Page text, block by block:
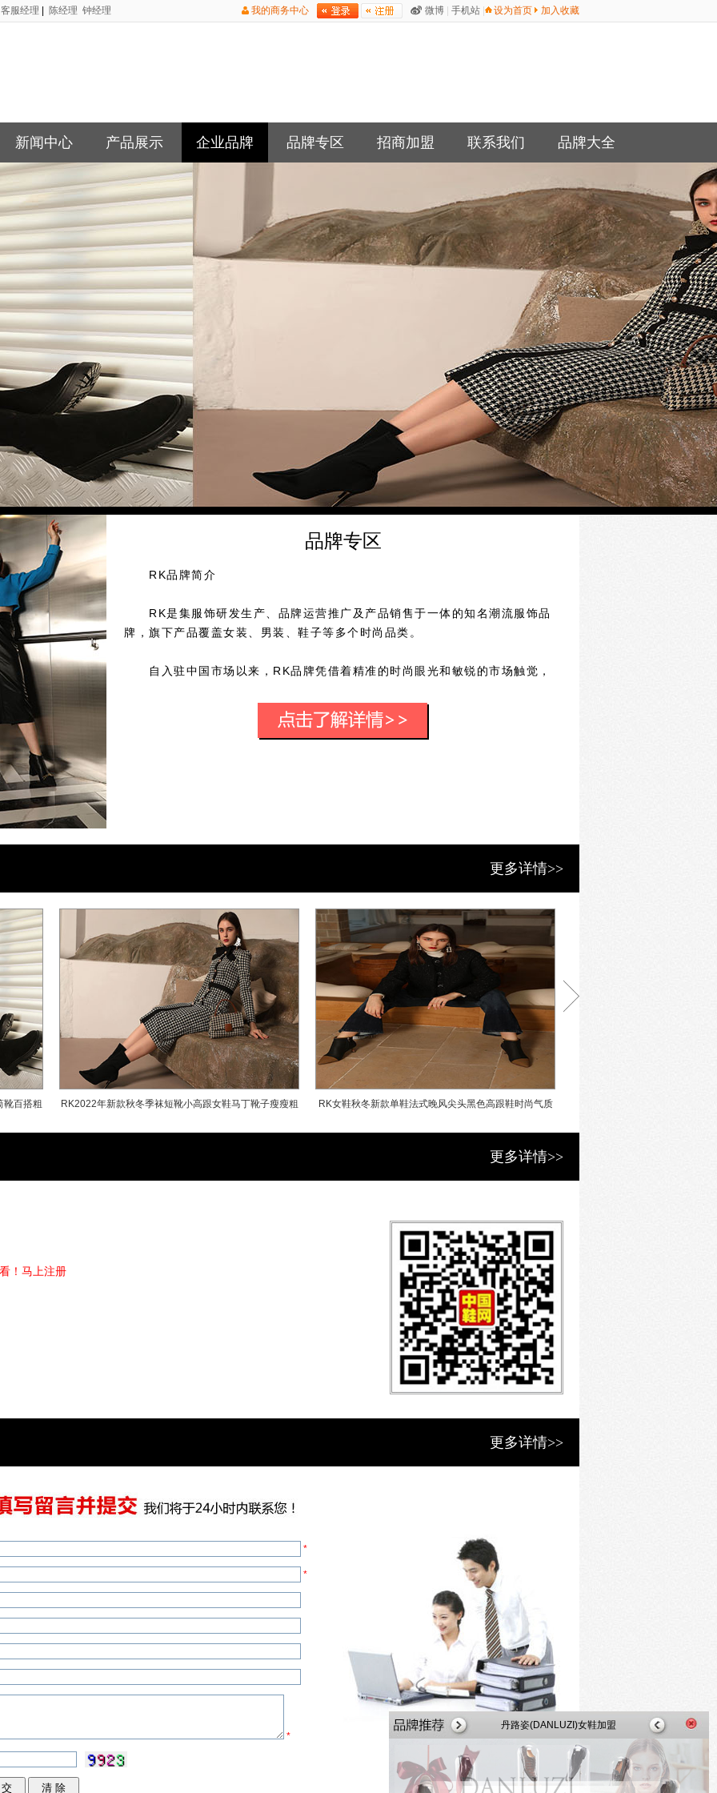
设为首页 加入收藏
手机站
微博
我的商务中心
服经理 陈经理 钟经理
新闻中心 产品展示 企业品牌 品牌专区 招商加盟 联系我们 品牌大全
品牌专区
RK品牌简介
RK是集服饰研发生产、品牌运营推广及产品销售于一体的知名潮流服饰品
牌，旗下产品覆盖女装、男装、鞋子等多个时尚品类。
自入驻中国市场以来，RK品牌凭借着精准的时尚眼光和敏锐的市场触觉，
专业化的品牌运营模式，以广州为中心辐射全国，近十年来在华业务得到快速发
展，倍数成长的品牌连锁店急速提升了RK服装的品牌价值!
独特时髦的服装大受欢迎外，RK也制作起了鞋子、手袋等配饰品，在欧洲时尚
极正面、乐享生活的精神，融入国际最新潮流概念，以其精工细作的优良品质、
简约经典的设计风格和它倡导的独特的时尚文化底蕴，在欧洲乃至全球范围内也
赢得了崇高的地位。
RK品牌以当今潮流文化为中心，坚持创新和改变，将锐意风格、时尚创意
和高端品质融为一体，采集欧洲顶尖设计风格，汲取国际流行时尚元素，致力于
开发适合亚洲人审美并具有东方文化品位的服装和鞋包配饰，为潮流人士带来时
尚的新定义。
RK品牌定位
产品风格：既可夸张前卫、又可活泼可爱，既能大方实用，又能简约休闲。
RK品牌拥有国内外资深设计师和一流买手团队，他们不但经常游走在国内
外知名的秀场和各大时装周上，汲取当前国际流行元素，收集时尚素材，同时更
是深入一线市场，把握市场方向，看准消费群体，让独树一帜的RK品牌更加贴
更多详情>>
百搭粗 RK2022年新款秋冬季袜短靴小高跟女鞋马丁靴子瘦瘦粗
跟百搭春秋单靴
RK女鞋秋冬新款单鞋法式晚风尖头黑色高跟鞋时尚气质
浅口
更多详情>>
！ 马上注册
更多详情>>
*
*
*
丹路姿(DANLUZI)女鞋加盟